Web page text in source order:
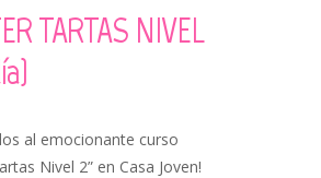
TARTAS NIVEL
al emocionante curso
Nivel 2” en Casa Joven!